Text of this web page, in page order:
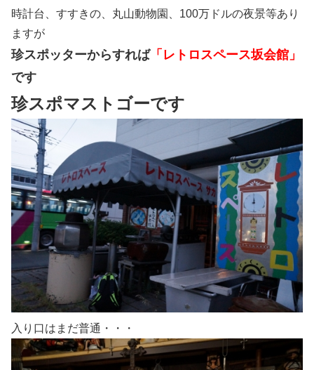
時計台、すすきの、丸山動物園、100万ドルの夜景等あり
ますが
珍スポッターからすれば「レトロスペース坂会館」
です
珍スポマストゴーです
入り口はまだ普通・・・